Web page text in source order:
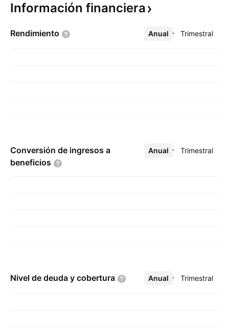
Información financiera
Rendimiento Anual Trimestral
Más
Conversión de ingresos a
beneficios
Anual Trimestral
Más
Nivel de deuda y cobertura Anual Trimestral
Más